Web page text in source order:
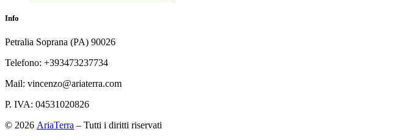
Info
Petralia Soprana (PA) 90026
Telefono: +393473237734
Mail: vincenzo@ariaterra.com
P. IVA: 04531020826
© 2026 AriaTerra – Tutti i diritti riservati